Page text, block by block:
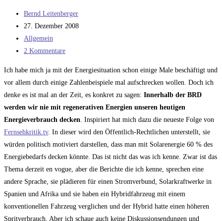
Bundeswehr
Teil
1
Beitrags-
Autor:
Bernd Leitenberger
Beitrag
veröffentlicht:
27. Dezember 2008
Beitrags-
Kategorie:
Allgemein
Beitrags-
2 Kommentare
Ich habe mich ja mit der Energiesituation schon einige Male beschäftigt und
vor allem durch einige Zahlenbeispiele mal aufschrecken wollen. Doch ich
denke es ist mal an der Zeit, es konkret zu sagen: Innerhalb der BRD
werden wir nie mit regenerativen Energien unseren heutigen
Energieverbrauch decken . Inspiriert hat mich dazu die neueste Folge von
Fernsehkritik.tv. In dieser wird den Öffentlich-Rechtlichen unterstellt, sie
würden politisch motiviert darstellen, dass man mit Solarenergie 60 % des
Energiebedarfs decken könnte. Das ist nicht das was ich kenne. Zwar ist das
Thema derzeit en vogue, aber die Berichte die ich kenne, sprechen eine
andere Sprache, sie plädieren für einen Stromverbund, Solarkraftwerke in
Spanien und Afrika und sie haben ein Hybridfahrzeug mit einem
konventionellen Fahrzeug verglichen und der Hybrid hatte einen höheren
Spritverbrauch. Aber ich schaue auch keine Diskussionsendungen und